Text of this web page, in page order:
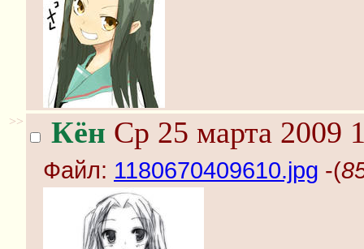
>> Кён Ср 25 марта 2009
Файл: 1180670409610.jpg -(